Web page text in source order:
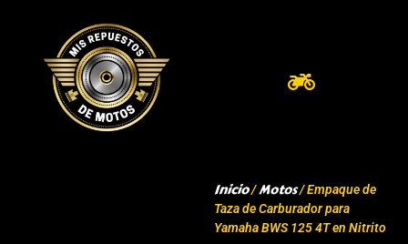
Inicio/Motos/ Empaque de
Taza de Carburador para
Yamaha BWS 125 4T en Nitrito